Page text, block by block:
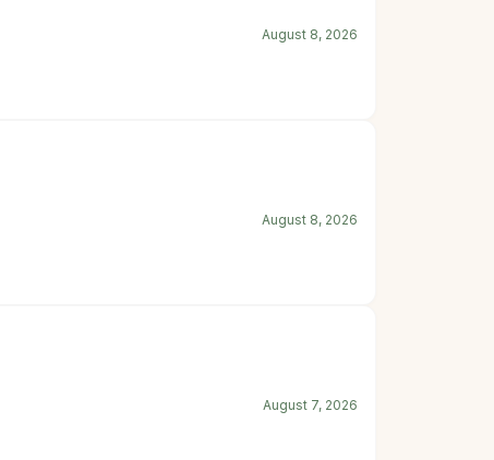
August 8, 2026
August 8, 2026
August 7, 2026